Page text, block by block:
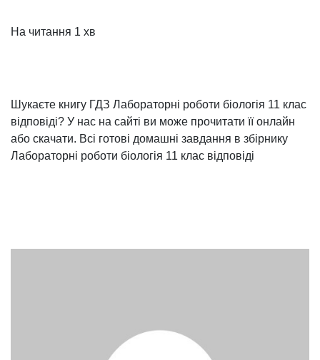
На читання 1 хв
Шукаєте книгу ГДЗ Лабораторні роботи біологія 11 клас
відповіді? У нас на сайті ви може прочитати її онлайн
або скачати. Всі готові домашні завдання в збірнику
Лабораторні роботи біологія 11 клас відповіді